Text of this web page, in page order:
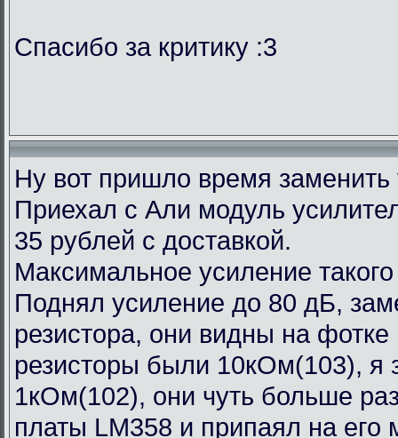
Спасибо за критику :3
Ну вот пришло время
Приехал с Али модуль
35 рублей с доставкой.
Максимальное усиление
Поднял усиление до 80 дБ,
резистора, они видны на
резисторы были 10кОм(103), я
1кОм(102), они чуть больше
платы LM358 и припаял на его